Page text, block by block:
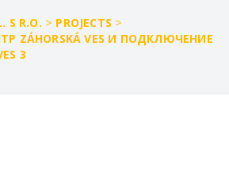
S R.O. > PROJECTS >
ZÁHORSKÁ VES И ПОДКЛЮЧЕНИЕ
3